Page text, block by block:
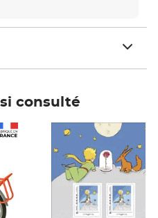
consulté
Prix 7,50€